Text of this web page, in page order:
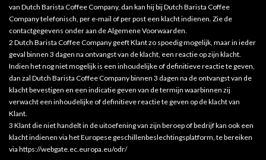
van Dutch Barista Coffee Company, dan kan hij bij Dutch Barista Coffee
Company telefonisch, per e-mail of per post een klacht indienen. Zie de
contactgegevens onder aan de Algemene Voorwaarden.
2 Dutch Barista Coffee Company geeft Klant zo spoedig mogelijk, maar in ieder
geval binnen 3 dagen na ontvangst van de klacht, een reactie op zijn klacht.
Indien het nog niet mogelijk is een inhoudelijke of definitieve reactie te geven,
dan zal Dutch Barista Coffee Company binnen 3 dagen na de ontvangst van de
klacht bevestigen en een indicatie geven van de termijn waarbinnen zij
verwacht een inhoudelijke of definitieve reactie te geven op de klacht van
Klant.
3 Klant die niet handelt in de uitoefening van zijn beroep of bedrijf kan ook een
klacht indienen via het Europese geschillenbeslechtingsplatform, te bereiken
via https://webgate.ec.europa.eu/odr/